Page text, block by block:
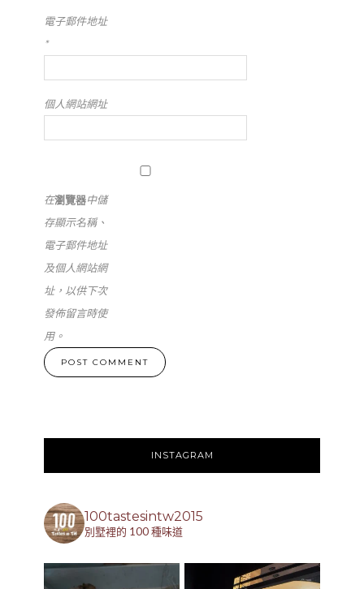
電子郵件地址
*
個人網站網址
在瀏覽器中儲
存顯示名稱、
電子郵件地址
及個人網站網
址，以供下次
發佈留言時使
用。
INSTAGRAM
100tastesintw2015
別墅裡的 100 種味道